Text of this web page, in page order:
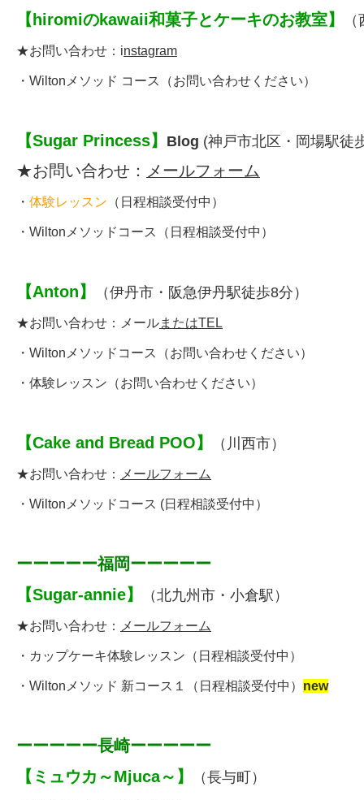
【 hiromiのkawaii和菓子とケーキのお教室】
★お問い合わせ： instagram
・ Wiltonメソッド コース （お問い合わせください）
【Sugar Princess】 Blog (神戸市北区・岡場駅徒
★お問い合わせ： メールフォーム
・ 体験レッスン （日程相談受付中）
・ Wiltonメソッドコース （日程相談受付中）
【Anton】 （伊丹市・ 阪急伊丹駅徒歩8分 ）
★お問い合わせ： メールまたはTEL
・ Wiltonメソッドコース （お問い合わせください）
・ 体験レッスン （お問い合わせください）
【Cake and Bread POO】 （川西市）
★お問い合わせ： メールフォーム
・ Wiltonメソッドコース (日程相談受付中 ）
ーーーーー福岡ーーーーー
【Sugar-annie】 （北九州市・小倉駅）
★お問い合わせ： メールフォーム
・ カップケーキ体験レッスン （日程相談受付中）
・ Wiltonメソッド 新コース１ （日程相談受付中） new
ーーーーー長崎ーーーーー
【 ミュウカ～Mjuca～ 】 （長与町）